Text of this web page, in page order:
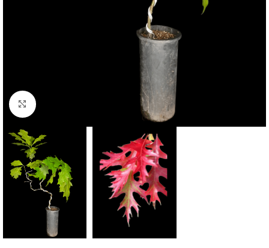
Clic para ampliar